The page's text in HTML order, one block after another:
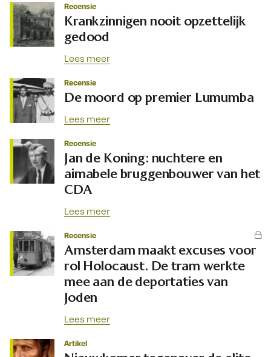
Recensie
Krankzinnigen nooit opzettelijk
gedood
Lees meer
Recensie
De moord op premier Lumumba
Lees meer
Recensie
Jan de Koning: nuchtere en
aimabele bruggenbouwer van het
CDA
Lees meer
Recensie
Amsterdam maakt excuses voor
rol Holocaust. De tram werkte
mee aan de deportaties van
Joden
Lees meer
Artikel